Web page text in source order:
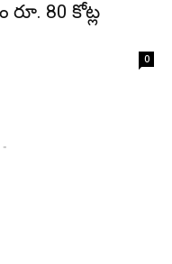
80 కోట్ల
0
-